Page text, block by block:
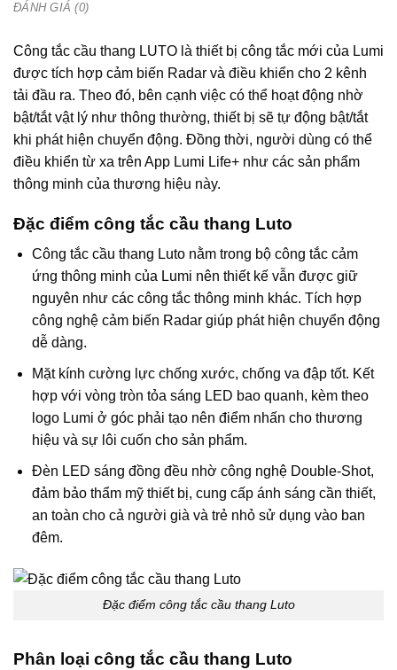
ĐÁNH GIÁ (0)
Công tắc cầu thang LUTO là thiết bị công tắc mới của Lumi
được tích hợp cảm biến Radar và điều khiển cho 2 kênh
tải đầu ra. Theo đó, bên cạnh việc có thể hoạt động nhờ
bật/tắt vật lý như thông thường, thiết bị sẽ tự động bật/tắt
khi phát hiện chuyển động. Đồng thời, người dùng có thể
điều khiển từ xa trên App Lumi Life+ như các sản phẩm
thông minh của thương hiệu này.
Đặc điểm công tắc cầu thang Luto
Công tắc cầu thang Luto nằm trong bộ công tắc cảm
ứng thông minh của Lumi nên thiết kế vẫn được giữ
nguyên như các công tắc thông minh khác. Tích hợp
công nghệ cảm biến Radar giúp phát hiện chuyển động
dễ dàng.
Mặt kính cường lực chống xước, chống va đập tốt. Kết
hợp với vòng tròn tỏa sáng LED bao quanh, kèm theo
logo Lumi ở góc phải tạo nên điểm nhấn cho thương
hiệu và sự lôi cuốn cho sản phẩm.
Đèn LED sáng đồng đều nhờ công nghệ Double-Shot,
đảm bảo thẩm mỹ thiết bị, cung cấp ánh sáng cần thiết,
an toàn cho cả người già và trẻ nhỏ sử dụng vào ban
đêm.
Đặc điểm công tắc cầu thang Luto
Phân loại công tắc cầu thang Luto